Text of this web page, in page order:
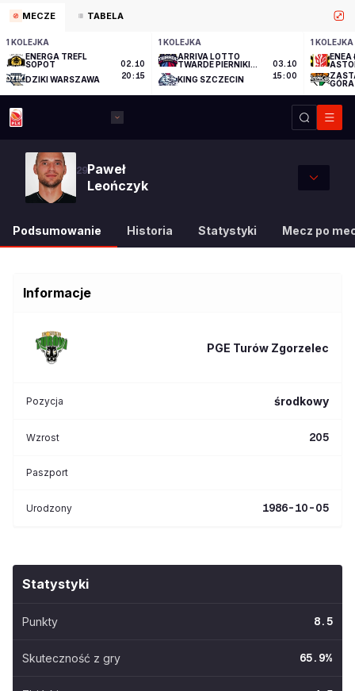
MECZE TABELA
1 KOLEJKA
ENERGA TREFL
SOPOT
DZIKI WARSZAWA
02.10
20:15
1 KOLEJKA
ARRIVA LOTTO
TWARDE PIERNIKI
KING SZCZECIN
03.10
15:00
1 KOLEJKA
ENEA
GÓRA
29Paweł
Leończyk
Podsumowanie Historia Statystyki Mecz po
Informacje
PGE Turów Zgorzelec
Pozycja środkowy
Wzrost 205
Paszport
Urodzony 1986-10-05
Statystyki
Punkty 8.5
Skuteczność z gry 65.9%